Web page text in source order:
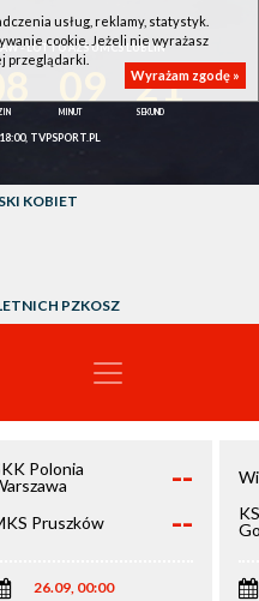
- LOTTO AZS UMCS LUBLIN
21
TVPSPORT.PL
KOBIET
PZKOSZ
Polonia
--
Pruszków --
26.09, 00:00
usług, reklamy, statystyk.
cookie. Jeżeli nie wyrażasz
przeglądarki.
Wyrażam zgodę »